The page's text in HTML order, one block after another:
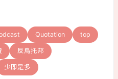
Quotation top
反烏托邦
少即是多